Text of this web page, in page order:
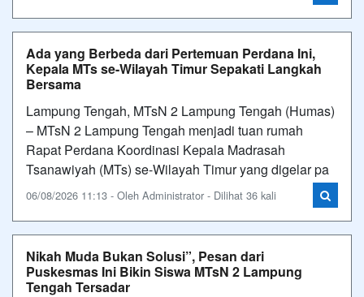
Ada yang Berbeda dari Pertemuan Perdana Ini,
Kepala MTs se-Wilayah Timur Sepakati Langkah
Bersama
Lampung Tengah, MTsN 2 Lampung Tengah (Humas)
– MTsN 2 Lampung Tengah menjadi tuan rumah
Rapat Perdana Koordinasi Kepala Madrasah
Tsanawiyah (MTs) se-Wilayah Timur yang digelar pa
06/08/2026 11:13 - Oleh Administrator - Dilihat 36 kali
Nikah Muda Bukan Solusi”, Pesan dari
Puskesmas Ini Bikin Siswa MTsN 2 Lampung
Tengah Tersadar